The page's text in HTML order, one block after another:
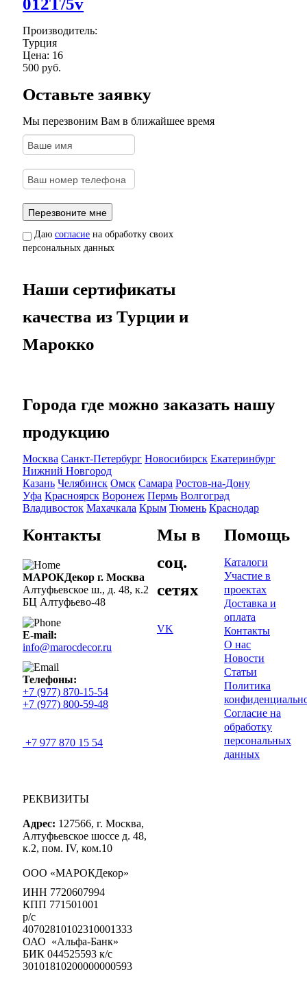
012T/5v
Производитель:
Турция
Цена: 16
500 руб.
Оставьте заявку
Мы перезвоним Вам в ближайшее время
Даю согласие на обработку своих
персональных данных
Наши сертификаты
качества из Турции и
Марокко
Города где можно заказать нашу
продукцию
Москва Санкт-Петербург Новосибирск Екатеринбург
Нижний Новгород
Казань Челябинск Омск Самара Ростов-на-Дону
Уфа Красноярск Воронеж Пермь Волгоград
Владивосток Махачкала Крым Тюмень Краснодар
Контакты
МАРОКДекор г. Москва
Алтуфьевское ш., д. 48, к.2
БЦ Алтуфьево-48
E-mail:
info@marocdecor.ru
Телефоны:
+7 (977) 870-15-54
+7 (977) 800-59-48
+7 977 870 15 54
РЕКВИЗИТЫ
Адрес: 127566, г. Москва,
Алтуфьевское шоссе д. 48,
к.2, пом. IV, ком.10
ООО «МАРОКДекор»
ИНН 7720607994
КПП 771501001
р/с
40702810102310001333
ОАО «Альфа-Банк»
БИК 044525593 к/с
30101810200000000593
Мы в
соц.
сетях
VK
Помощь
Каталоги
Участие в
проектах
Доставка и
оплата
Контакты
О нас
Новости
Статьи
Политика
Согласие на
обработку
персональных
данных